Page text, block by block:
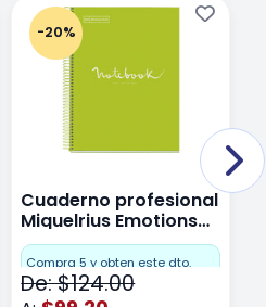
-20%
Cuaderno profesional
Miquelrius Emotions
Dots 80 hojas Lima
Compra 5 y obten este dto.
De: $124.00